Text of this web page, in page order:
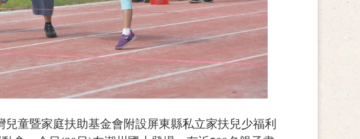
童暨家庭扶助基金會附設屏東縣私立家扶兒少福利